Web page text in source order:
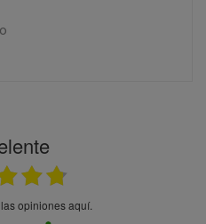
las opiniones aquí.